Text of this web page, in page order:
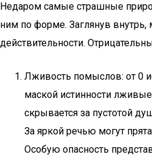
Недаром самые страшные
ним по форме. Заглянув внутрь,
действительности.
Лживость помыслов: от 0
маской истинности
скрывается за пустотой
За яркой речью могут
Особую опасность